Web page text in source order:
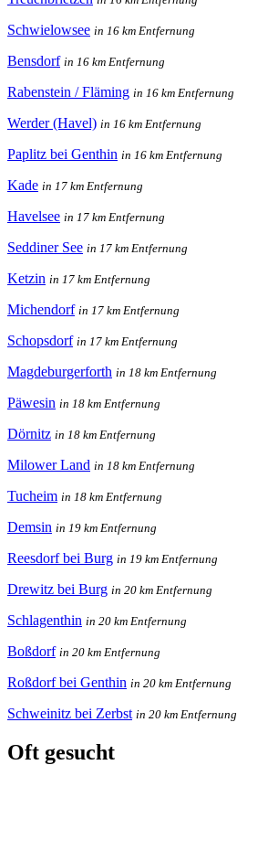
Schwielowsee in 16 km Entfernung
Bensdorf in 16 km Entfernung
Rabenstein / Fläming in 16 km Entfernung
Werder (Havel) in 16 km Entfernung
Paplitz bei Genthin in 16 km Entfernung
Kade in 17 km Entfernung
Havelsee in 17 km Entfernung
Seddiner See in 17 km Entfernung
Ketzin in 17 km Entfernung
Michendorf in 17 km Entfernung
Schopsdorf in 17 km Entfernung
Magdeburgerforth in 18 km Entfernung
Päwesin in 18 km Entfernung
Dörnitz in 18 km Entfernung
Milower Land in 18 km Entfernung
Tucheim in 18 km Entfernung
Demsin in 19 km Entfernung
Reesdorf bei Burg in 19 km Entfernung
Drewitz bei Burg in 20 km Entfernung
Schlagenthin in 20 km Entfernung
Boßdorf in 20 km Entfernung
Roßdorf bei Genthin in 20 km Entfernung
Schweinitz bei Zerbst in 20 km Entfernung
Oft gesucht